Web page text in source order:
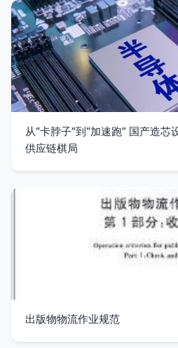
从“卡脖子”到“加速跑” 国产造
供应链棋局
出版物物流作业规范